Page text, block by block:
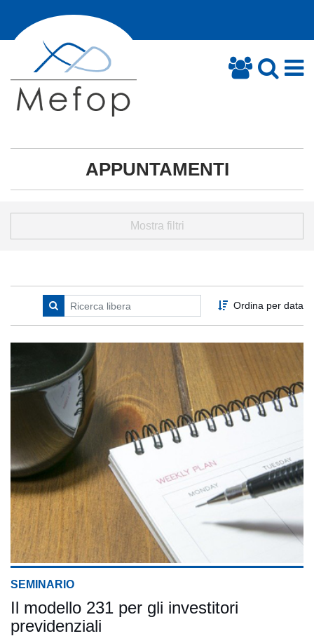
APPUNTAMENTI
Mostra filtri
Ordina per data
SEMINARIO
Il modello 231 per gli investitori
previdenziali